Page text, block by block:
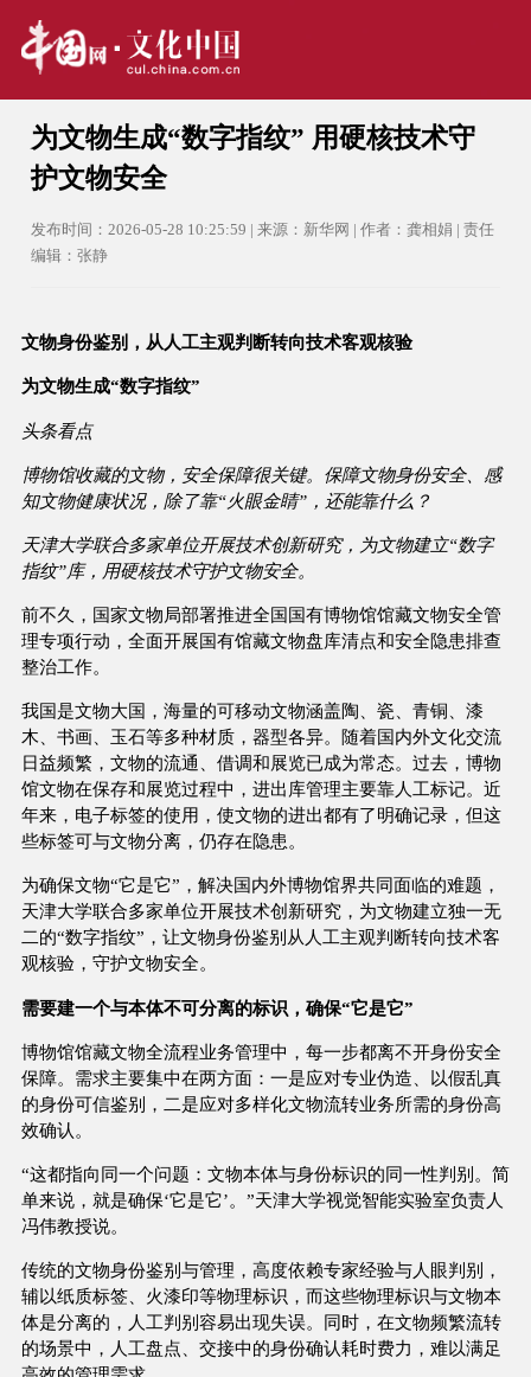
为文物生成“数字指纹” 用硬核技术守
护文物安全
发布时间：2026-05-28 10:25:59 | 来源：新华网 | 作者：龚相娟 | 责任
编辑：张静
文物身份鉴别，从人工主观判断转向技术客观核验
为文物生成“数字指纹”
头条看点
博物馆收藏的文物，安全保障很关键。保障文物身份安全、感
知文物健康状况，除了靠“火眼金睛”，还能靠什么？
天津大学联合多家单位开展技术创新研究，为文物建立“数字
指纹”库，用硬核技术守护文物安全。
前不久，国家文物局部署推进全国国有博物馆馆藏文物安全管
理专项行动，全面开展国有馆藏文物盘库清点和安全隐患排查
整治工作。
我国是文物大国，海量的可移动文物涵盖陶、瓷、青铜、漆
木、书画、玉石等多种材质，器型各异。随着国内外文化交流
日益频繁，文物的流通、借调和展览已成为常态。过去，博物
馆文物在保存和展览过程中，进出库管理主要靠人工标记。近
年来，电子标签的使用，使文物的进出都有了明确记录，但这
些标签可与文物分离，仍存在隐患。
为确保文物“它是它”，解决国内外博物馆界共同面临的难题，
天津大学联合多家单位开展技术创新研究，为文物建立独一无
二的“数字指纹”，让文物身份鉴别从人工主观判断转向技术客
观核验，守护文物安全。
需要建一个与本体不可分离的标识，确保“它是它”
博物馆馆藏文物全流程业务管理中，每一步都离不开身份安全
保障。需求主要集中在两方面：一是应对专业伪造、以假乱真
的身份可信鉴别，二是应对多样化文物流转业务所需的身份高
效确认。
“这都指向同一个问题：文物本体与身份标识的同一性判别。简
单来说，就是确保‘它是它’。”天津大学视觉智能实验室负责人
冯伟教授说。
传统的文物身份鉴别与管理，高度依赖专家经验与人眼判别，
辅以纸质标签、火漆印等物理标识，而这些物理标识与文物本
体是分离的，人工判别容易出现失误。同时，在文物频繁流转
的场景中，人工盘点、交接中的身份确认耗时费力，难以满足